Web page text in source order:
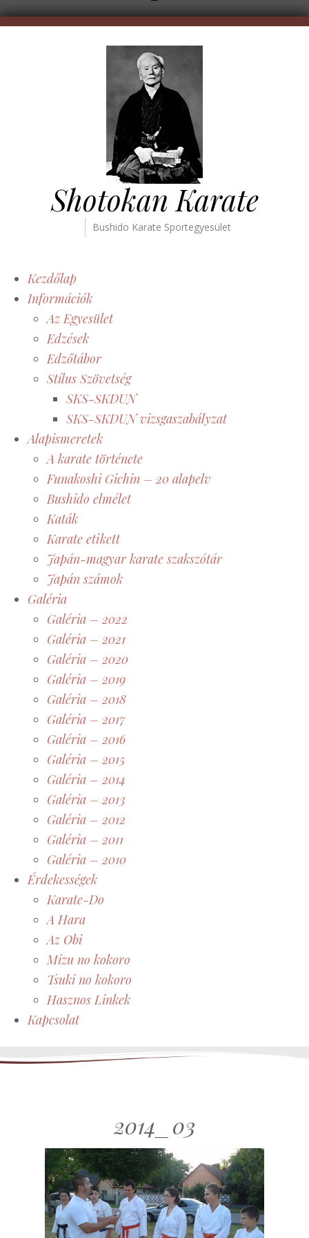
Shotokan Karate
Bushido Karate Sportegyesület
Kezdőlap
Információk
Az Egyesület
Edzések
Edzőtábor
Stílus Szövetség
SKS-SKDUN
SKS-SKDUN vizsgaszabályzat
Alapismeretek
A karate története
Funakoshi Gichin – 20 alapelv
Bushido elmélet
Katák
Karate etikett
Japán-magyar karate szakszótár
Japán számok
Galéria
Galéria – 2022
Galéria – 2021
Galéria – 2020
Galéria – 2019
Galéria – 2018
Galéria – 2017
Galéria – 2016
Galéria – 2015
Galéria – 2014
Galéria – 2013
Galéria – 2012
Galéria – 2011
Galéria – 2010
Érdekességek
Karate-Do
A Hara
Az Obi
Mizu no kokoro
Tsuki no kokoro
Hasznos Linkek
Kapcsolat
2014_03